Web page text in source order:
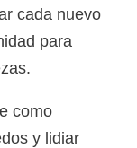
cada nuevo
para
como
y lidiar